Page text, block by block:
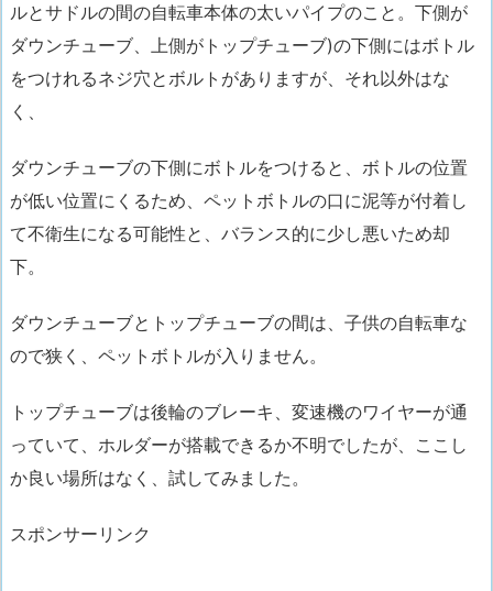
ルとサドルの間の自転車本体の太いパイプのこと。下側が
ダウンチューブ、上側がトップチューブ)の下側にはボトル
をつけれるネジ穴とボルトがありますが、それ以外はな
く、
ダウンチューブの下側にボトルをつけると 、ボトルの位置
が低い位置にくるため、 ペットボトルの口に泥等が付着し
て不衛生になる可能性と、バランス的に少し悪いため却
下。
ダウンチューブとトップチューブの間は、子供の自転車な
ので狭く、ペットボトルが入りません。
トップチューブは後輪のブレーキ、変速機のワイヤーが通
っていて、ホルダーが搭載できるか不明でしたが、ここし
か良い場所はなく、試してみました。
スポンサーリンク